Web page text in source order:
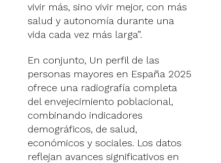
vivir más, sino vivir mejor, con más
salud y autonomía durante una
vida cada vez más larga”.
En conjunto, Un perfil de las
personas mayores en España 2025
ofrece una radiografía completa
del envejecimiento poblacional,
combinando indicadores
demográficos, de salud,
económicos y sociales. Los datos
reflejan avances significativos en